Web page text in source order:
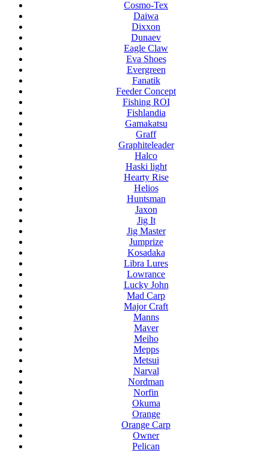
Cosmo-Tex
Daiwa
Dixxon
Dunaev
Eagle Claw
Eva Shoes
Evergreen
Fanatik
Feeder Concept
Fishing ROI
Fishlandia
Gamakatsu
Graff
Graphiteleader
Halco
Haski light
Hearty Rise
Helios
Huntsman
Jaxon
Jig It
Jig Master
Jumprize
Kosadaka
Libra Lures
Lowrance
Lucky John
Mad Carp
Major Craft
Manns
Maver
Meiho
Mepps
Metsui
Narval
Nordman
Norfin
Okuma
Orange
Orange Carp
Owner
Pelican